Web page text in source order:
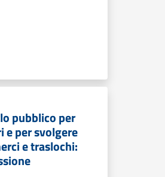
pubblico per
e per svolgere
e traslochi: